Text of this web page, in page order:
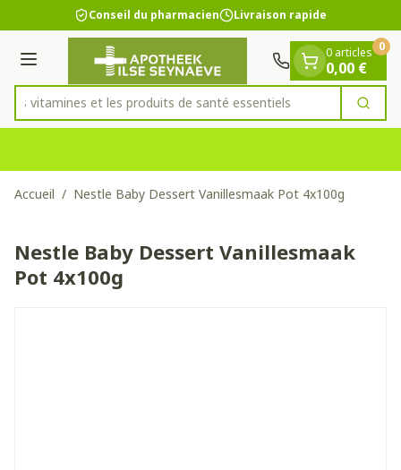
Aller au contenu
1 de 1
Conseil du pharmacien Livraison rapide
Menu
Rechercher
les vitamines et les produits de santé essentiels
0 articles
0,00 €
0
Accueil / Nestle Baby Dessert Vanillesmaak Pot 4x100g
Nestle Baby Dessert Vanillesmaak
Pot 4x100g